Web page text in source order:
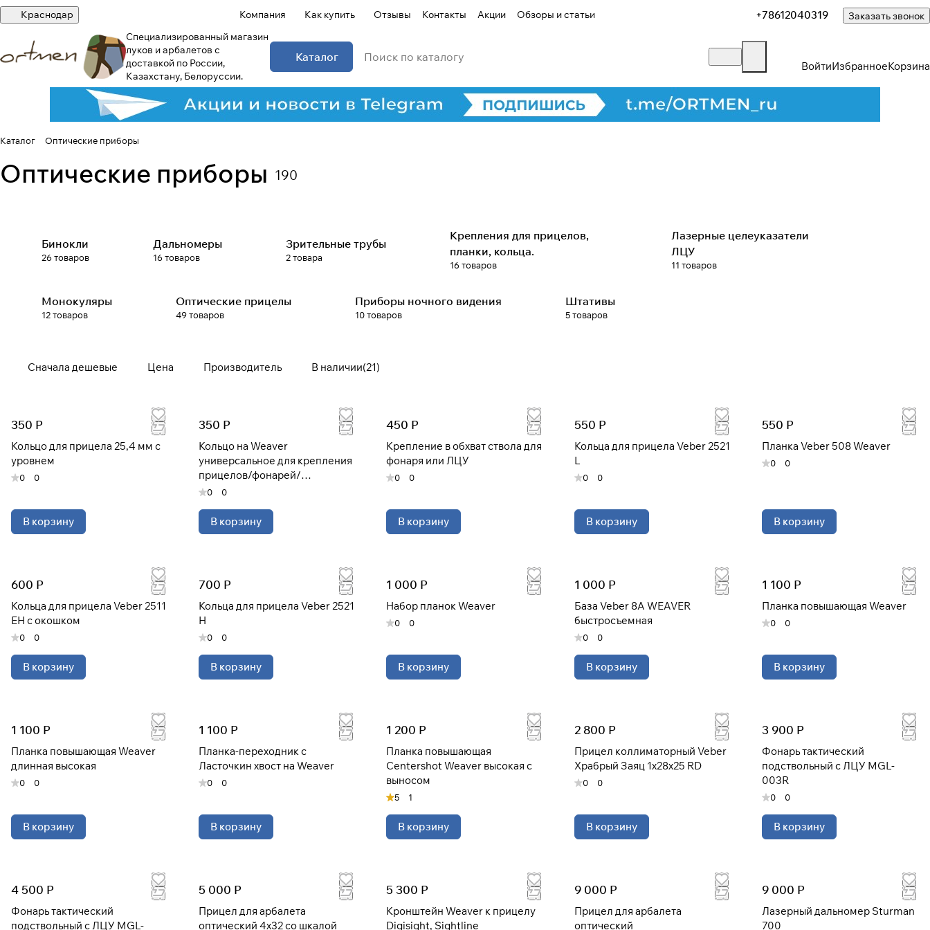
Краснодар Компания Как купить Отзывы Контакты Акции Обзоры и статьи +78612040319 Заказать звонок
Специализированный магазин
луков и арбалетов с
доставкой по России,
Казахстану, Белоруссии.
Каталог
ВойтиИзбранноеКорзина
Каталог Оптические приборы
Оптические приборы 190
Бинокли
26 товаров
Дальномеры
16 товаров
Зрительные трубы
2 товара
Крепления для прицелов,
планки, кольца.
16 товаров
Лазерные целеуказатели
ЛЦУ
11 товаров
Монокуляры
12 товаров
Оптические прицелы
49 товаров
Приборы ночного видения
10 товаров
Штативы
5 товаров
Сначала дешевые Цена Производитель В наличии(21)
350 Р
Кольцо для прицела 25,4 мм с
уровнем
0 0
В корзину
350 Р
Кольцо на Weaver
универсальное для крепления
прицелов/фонарей/
боуфишинга
0 0
В корзину
450 Р
Крепление в обхват ствола для
фонаря или ЛЦУ
0 0
В корзину
550 Р
Кольца для прицела Veber 2521
L
0 0
В корзину
550 Р
Планка Veber 508 Weaver
0 0
В корзину
600 Р
Кольца для прицела Veber 2511
EH с окошком
0 0
В корзину
700 Р
Кольца для прицела Veber 2521
H
0 0
В корзину
1 000 Р
Набор планок Weaver
0 0
В корзину
1 000 Р
База Veber 8A WEAVER
быстросъемная
0 0
В корзину
1 100 Р
Планка повышающая Weaver
0 0
В корзину
1 100 Р
Планка повышающая Weaver
длинная высокая
0 0
В корзину
1 100 Р
Планка-переходник с
Ласточкин хвост на Weaver
0 0
В корзину
1 200 Р
Планка повышающая
Centershot Weaver высокая с
выносом
5 1
В корзину
2 800 Р
Прицел коллиматорный Veber
Храбрый Заяц 1x28x25 RD
0 0
В корзину
3 900 Р
Фонарь тактический
подствольный с ЛЦУ MGL-
003R
0 0
В корзину
4 500 Р
Фонарь тактический
подствольный с ЛЦУ MGL-
5 000 Р
Прицел для арбалета
оптический 4х32 со шкалой
5 300 Р
Кронштейн Weaver к прицелу
Digisight, Sightline
9 000 Р
Прицел для арбалета
оптический
9 000 Р
Лазерный дальномер Sturman
700
Для клиентов всех банков
Разбейте
При оформлении заказа выберите метод оплаты
ПЛАЙТ
Оплачивайте сегодня только % картой любого
Получайте товар выбранный способом
Оставшиеся75
с вашей карты
* При оплате черезПЛАЙТ
скидки по купонам не